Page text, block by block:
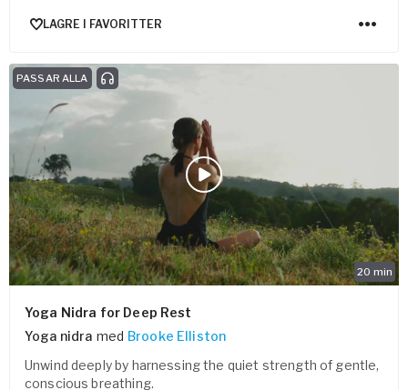
LAGRE I FAVORITTER
20 min
PASSAR ALLA
Yoga Nidra for Deep Rest
Yoga nidra med Brooke Elliston
Unwind deeply by harnessing the quiet strength of gentle,
conscious breathing.